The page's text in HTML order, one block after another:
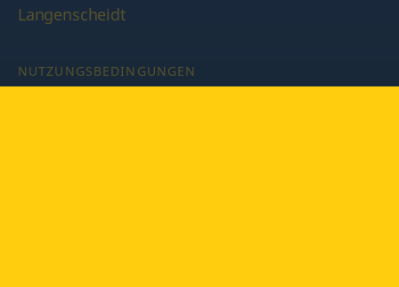
Langenscheidt
NUTZUNGSBEDINGUNGEN